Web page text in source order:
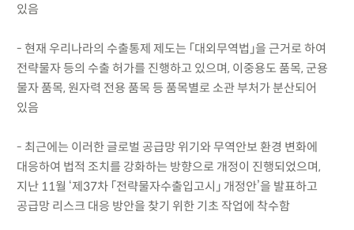
있음
- 현재 우리나라의 수출통제 제도는 「대외무역법」을 근거로 하여
전략물자 등의 수출 허가를 진행하고 있으며, 이중용도 품목, 군용
물자 품목, 원자력 전용 품목 등 품목별로 소관 부처가 분산되어
있음
- 최근에는 이러한 글로벌 공급망 위기와 무역안보 환경 변화에
대응하여 법적 조치를 강화하는 방향으로 개정이 진행되었으며,
지난 11월 ‘제37차 「전략물자수출입고시」 개정안’을 발표하고
공급망 리스크 대응 방안을 찾기 위한 기초 작업에 착수함